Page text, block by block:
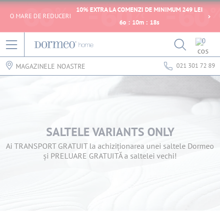
O MARE DE REDUCERI
10% EXTRA LA COMENZI DE MINIMUM 249 LEI
6o : 10m : 18s
0
MAGAZINELE NOASTRE 021 301 72 89
SALTELE VARIANTS ONLY
Ai TRANSPORT GRATUIT la achiziționarea unei saltele Dormeo
și PRELUARE GRATUITĂ a saltelei vechi!